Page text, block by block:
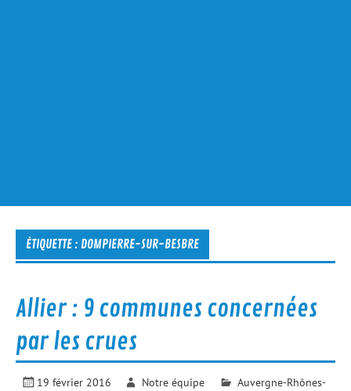
ÉTIQUETTE : DOMPIERRE-SUR-BESBRE
Allier : 9 communes concernées
par les crues
19 février 2016 Notre équipe
Auvergne-Rhônes-